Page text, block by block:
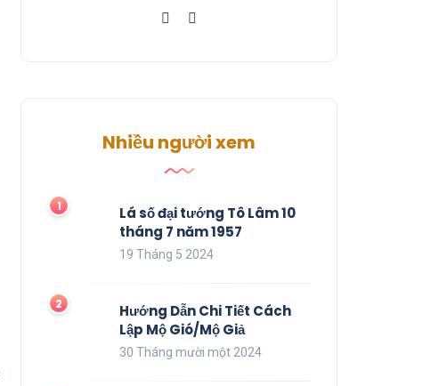
Nhiều người xem
Lá số đại tướng Tô Lâm 10
tháng 7 năm 1957
19 Tháng 5 2024
Hướng Dẫn Chi Tiết Cách
Lập Mộ Gió/Mộ Giả
30 Tháng mười một 2024